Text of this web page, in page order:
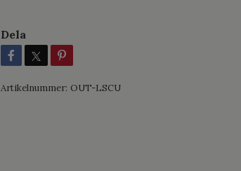
Dela
Artikelnummer: OUT-LSCU